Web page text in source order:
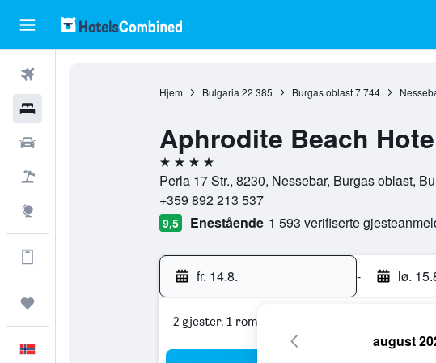
Hjem Bulgaria 22 385 Burgas oblast 7 744
Aphrodite Beach
4 stjerner
Perla 17 Str., 8230, Nessebar, Burgas oblast,
+359 892 213 537
9,5 Enestående 1 593 verifiserte
fr. 14.8. - lø.
2 gjester, 1 rom
august